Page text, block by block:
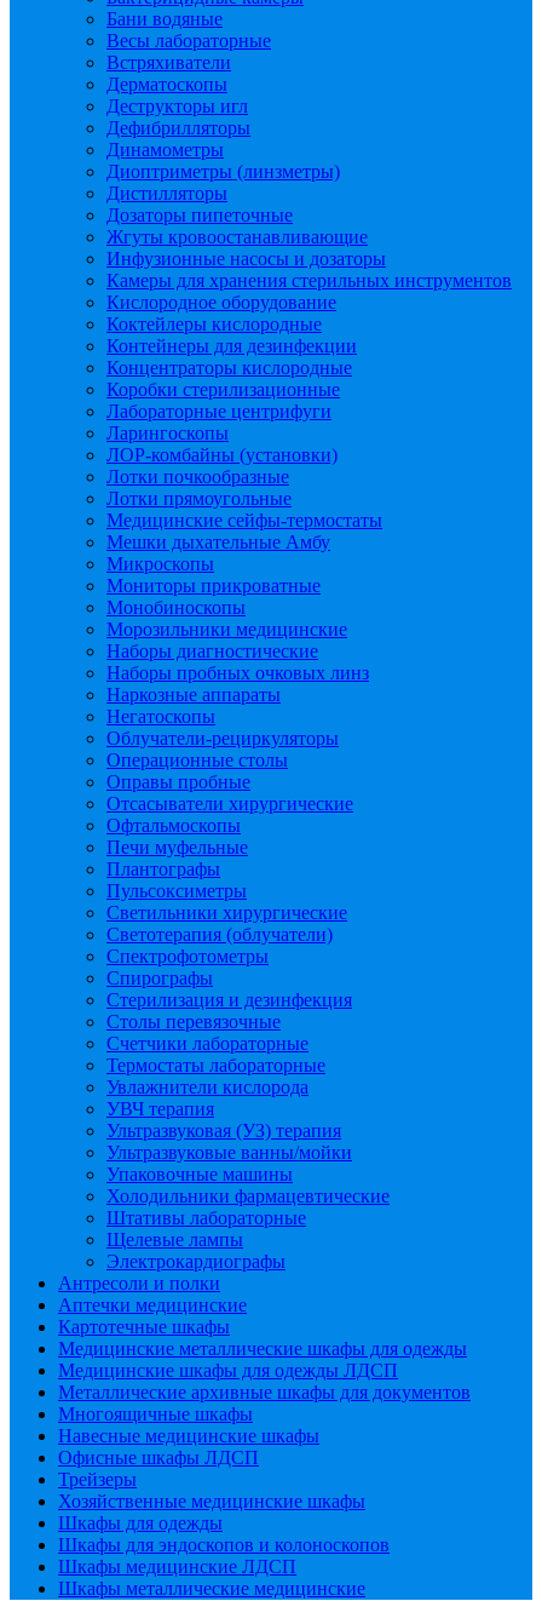
Бани водяные
Весы лабораторные
Встряхиватели
Дерматоскопы
Деструкторы игл
Дефибрилляторы
Динамометры
Диоптриметры (линзметры)
Дистилляторы
Дозаторы пипеточные
Жгуты кровоостанавливающие
Инфузионные насосы и дозаторы
Камеры для хранения стерильных инструментов
Кислородное оборудование
Коктейлеры кислородные
Контейнеры для дезинфекции
Концентраторы кислородные
Коробки стерилизационные
Лабораторные центрифуги
Ларингоскопы
ЛОР-комбайны (установки)
Лотки почкообразные
Лотки прямоугольные
Медицинские сейфы-термостаты
Мешки дыхательные Амбу
Микроскопы
Мониторы прикроватные
Монобиноскопы
Морозильники медицинские
Наборы диагностические
Наборы пробных очковых линз
Наркозные аппараты
Негатоскопы
Облучатели-рециркуляторы
Операционные столы
Оправы пробные
Отсасыватели хирургические
Офтальмоскопы
Печи муфельные
Плантографы
Пульсоксиметры
Светильники хирургические
Светотерапия (облучатели)
Спектрофотометры
Спирографы
Стерилизация и дезинфекция
Столы перевязочные
Счетчики лабораторные
Термостаты лабораторные
Увлажнители кислорода
УВЧ терапия
Ультразвуковая (УЗ) терапия
Ультразвуковые ванны/мойки
Упаковочные машины
Холодильники фармацевтические
Штативы лабораторные
Щелевые лампы
Электрокардиографы
Антресоли и полки
Аптечки медицинские
Картотечные шкафы
Медицинские металлические шкафы для одежды
Медицинские шкафы для одежды ЛДСП
Металлические архивные шкафы для документов
Многоящичные шкафы
Навесные медицинские шкафы
Офисные шкафы ЛДСП
Трейзеры
Хозяйственные медицинские шкафы
Шкафы для одежды
Шкафы для эндоскопов и колоноскопов
Шкафы медицинские ЛДСП
Шкафы металлические медицинские